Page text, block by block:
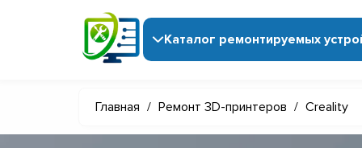
Каталог ремонтируемых
Главная / Ремонт 3D-принтеров / Creality